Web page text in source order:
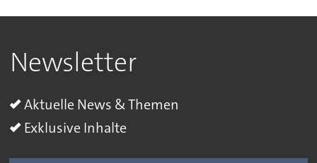
Newsletter
Aktuelle News & Themen
Exklusive Inhalte